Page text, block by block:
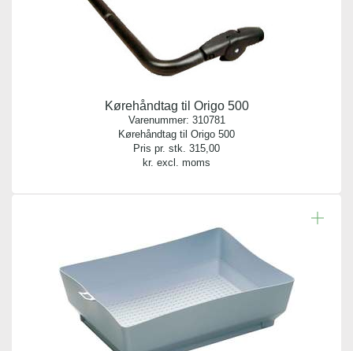
Kørehåndtag til Origo 500
Varenummer: 310781
Kørehåndtag til Origo 500
Pris pr. stk. 315,00
kr. excl. moms